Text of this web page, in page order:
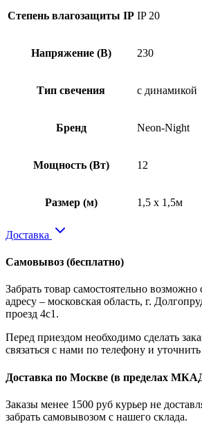
Степень влагозащиты IP IP 20
Напряжение (В) 230
Тип свечения с динамикой
Бренд Neon-Night
Мощность (Вт) 12
Размер (м) 1,5 x 1,5м
Доставка
Самовывоз (бесплатно)
Забрать товар самостоятельно
адресу – московская область, г.
проезд 4с1.
Перед приездом необходимо сделать
связаться с нами по телефону и
Доставка по Москве (в пределах
Заказы менее 1500 руб курьер не
забрать самовывозом с нашего склада.